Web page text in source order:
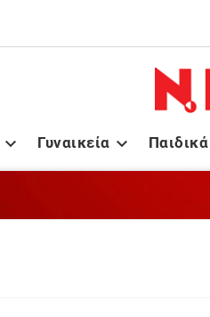
 
Γυναικεία Παιδικά